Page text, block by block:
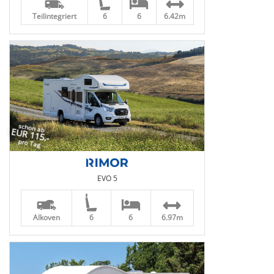
Teilintegriert 6 6 6.42m
schon ab
EUR 115,-
pro Tag
EVO 5
Alkoven 6 6 6.97m